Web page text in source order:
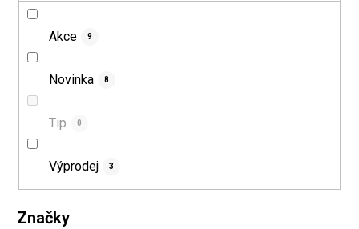
Akce 9
Novinka 8
Tip 0
Výprodej 3
Značky